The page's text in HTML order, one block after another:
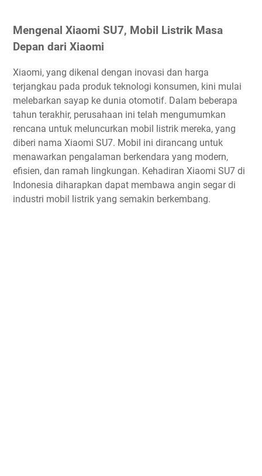
Mengenal Xiaomi SU7, Mobil Listrik Masa
Depan dari Xiaomi
Xiaomi, yang dikenal dengan inovasi dan harga
terjangkau pada produk teknologi konsumen, kini mulai
melebarkan sayap ke dunia otomotif. Dalam beberapa
tahun terakhir, perusahaan ini telah mengumumkan
rencana untuk meluncurkan mobil listrik mereka, yang
diberi nama Xiaomi SU7. Mobil ini dirancang untuk
menawarkan pengalaman berkendara yang modern,
efisien, dan ramah lingkungan. Kehadiran Xiaomi SU7 di
Indonesia diharapkan dapat membawa angin segar di
industri mobil listrik yang semakin berkembang.